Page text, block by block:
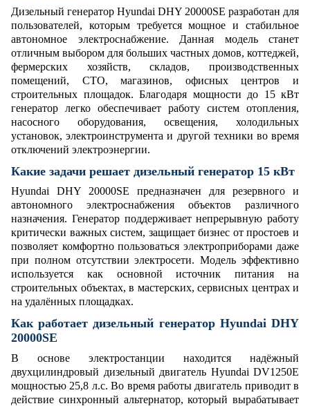
Дизельный генератор Hyundai DHY 20000SE разработан для
пользователей, которым требуется мощное и стабильное
автономное электроснабжение. Данная модель станет
отличным выбором для больших частных домов, коттеджей,
фермерских хозяйств, складов, производственных
помещений, СТО, магазинов, офисных центров и
строительных площадок. Благодаря мощности до 15 кВт
генератор легко обеспечивает работу систем отопления,
насосного оборудования, освещения, холодильных
установок, электроинструмента и другой техники во время
отключений электроэнергии.
Какие задачи решает дизельный генератор 15 кВт
Hyundai DHY 20000SE предназначен для резервного и
автономного электроснабжения объектов различного
назначения. Генератор поддерживает непрерывную работу
критически важных систем, защищает бизнес от простоев и
позволяет комфортно пользоваться электроприборами даже
при полном отсутствии электросети. Модель эффективно
используется как основной источник питания на
строительных объектах, в мастерских, сервисных центрах и
на удалённых площадках.
Как работает дизельный генератор Hyundai DHY
20000SE
В основе электростанции находится надёжный
двухцилиндровый дизельный двигатель Hyundai DV1250E
мощностью 25,8 л.с. Во время работы двигатель приводит в
действие синхронный альтернатор, который вырабатывает